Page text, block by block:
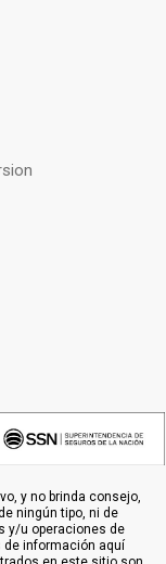
y no brinda consejo,
ningún tipo, ni de
y/u operaciones de
información aquí